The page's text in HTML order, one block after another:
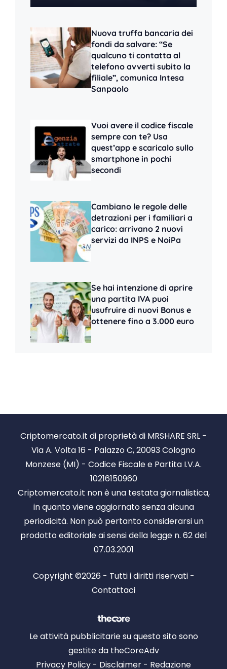
Nuova truffa bancaria dei
fondi da salvare: “Se
qualcuno ti contatta al
telefono avverti subito la
filiale”, comunica Intesa
Sanpaolo
Vuoi avere il codice fiscale
sempre con te? Usa
quest’app e scaricalo sullo
smartphone in pochi
secondi
Cambiano le regole delle
detrazioni per i familiari a
carico: arrivano 2 nuovi
servizi da INPS e NoiPa
Se hai intenzione di aprire
una partita IVA puoi
usufruire di nuovi Bonus e
ottenere fino a 3.000 euro
Criptomercato.it di proprietà di MRSHARE SRL -
Via A. Volta 16 - Palazzo C, 20093 Cologno
Monzese (MI) - Codice Fiscale e Partita I.V.A.
10216150960
Criptomercato.it non è una testata giornalistica,
in quanto viene aggiornato senza alcuna
periodicità. Non può pertanto considerarsi un
prodotto editoriale ai sensi della legge n. 62 del
07.03.2001
Copyright ©2026 - Tutti i diritti riservati -
Contattaci
Le attività pubblicitarie su questo sito sono
gestite da theCoreAdv
Privacy Policy - Disclaimer - Redazione